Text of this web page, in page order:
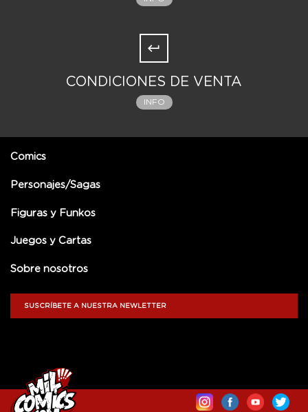
CONDICIONES DE VENTA
INFO
Comics
Personajes/Sagas
Figuras y Funkos
Juegos y Cartas
Sobre nosotros
SUSCRÍBETE A NUESTRA NEWLETTER